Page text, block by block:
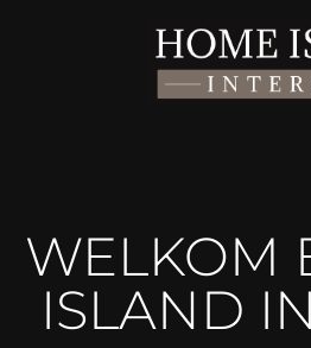
WELKOM
ISLAND